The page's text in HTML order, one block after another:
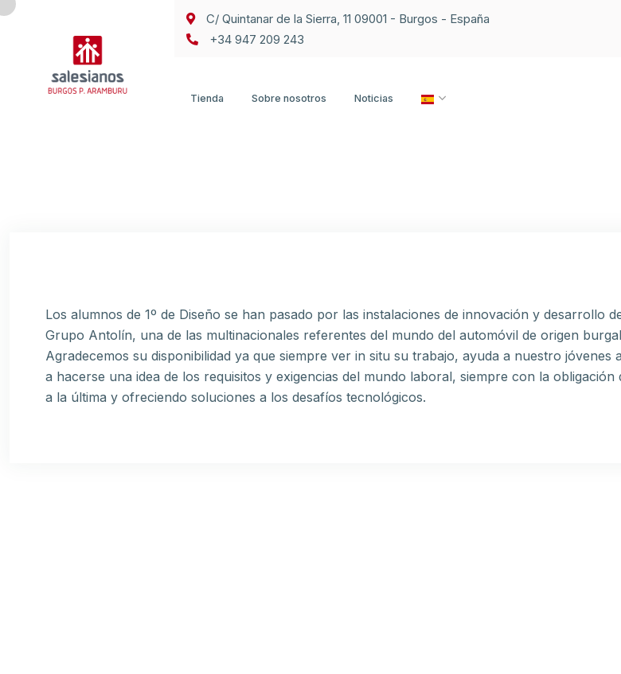
C/ Quintanar de la Sierra, 11 09001 - Burgos - España
+34 947 209 243
Tienda Sobre nosotros Noticias
Los alumnos de 1º de Diseño se han pasado por las instalaciones de innovación y desarrollo
Grupo Antolín, una de las multinacionales referentes del mundo del automóvil de origen
Agradecemos su disponibilidad ya que siempre ver in situ su trabajo, ayuda a nuestro jóvenes
a hacerse una idea de los requisitos y exigencias del mundo laboral, siempre con la obligación
a la última y ofreciendo soluciones a los desafíos tecnológicos.